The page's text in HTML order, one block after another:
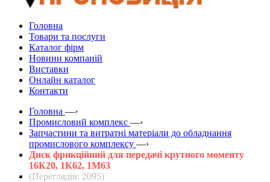
Головна
Товари та послуги
Каталог фірм
Новини компаній
Виставки
Онлайн каталог
Контакти
Головна —›
Промисловий комплекс —›
Запчастини та витратні матеріали до обладнання
промислового комплексу —›
Диск фрикційний для передачі крутного моменту
16К20, 1К62, 1М63
(Переглядів: 2095)